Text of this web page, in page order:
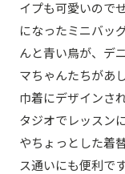
イプも可愛いので
になったミニバッ
んと青い鳥が、デ
マちゃんたちがあ
巾着にデザインさ
タジオでレッスン
やちょっとした着
ス通いにも便利で